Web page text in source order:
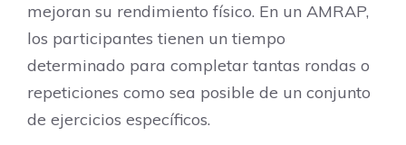
mejoran su rendimiento físico. En un AMRAP,
los participantes tienen un tiempo
determinado para completar tantas rondas o
repeticiones como sea posible de un conjunto
de ejercicios específicos.